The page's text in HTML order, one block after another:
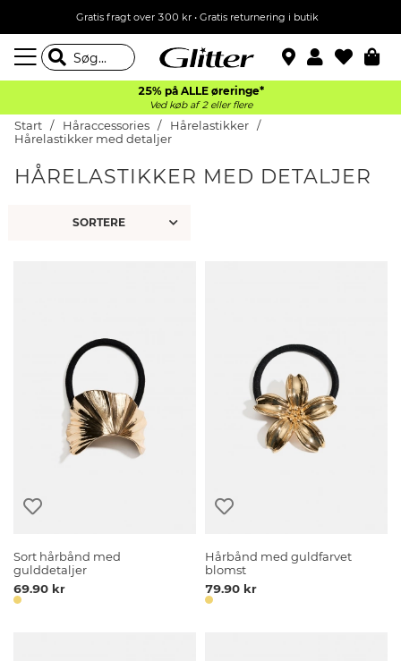
Gratis fragt over 300 kr • Gratis returnering i butik
25% på ALLE øreringe*
Ved køb af 2 eller flere
Start Håraccessories
Hårelastikker
Hårelastikker med detaljer
HÅRELASTIKKER MED DETALJER
Sort hårbånd med
gulddetaljer
69.90 kr
Hårbånd med guldfarvet
blomst
79.90 kr